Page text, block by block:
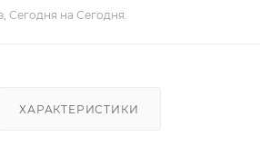
Сегодня на Сегодня.
ХАРАКТЕРИСТИКИ